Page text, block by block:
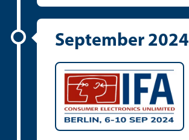
September 2024